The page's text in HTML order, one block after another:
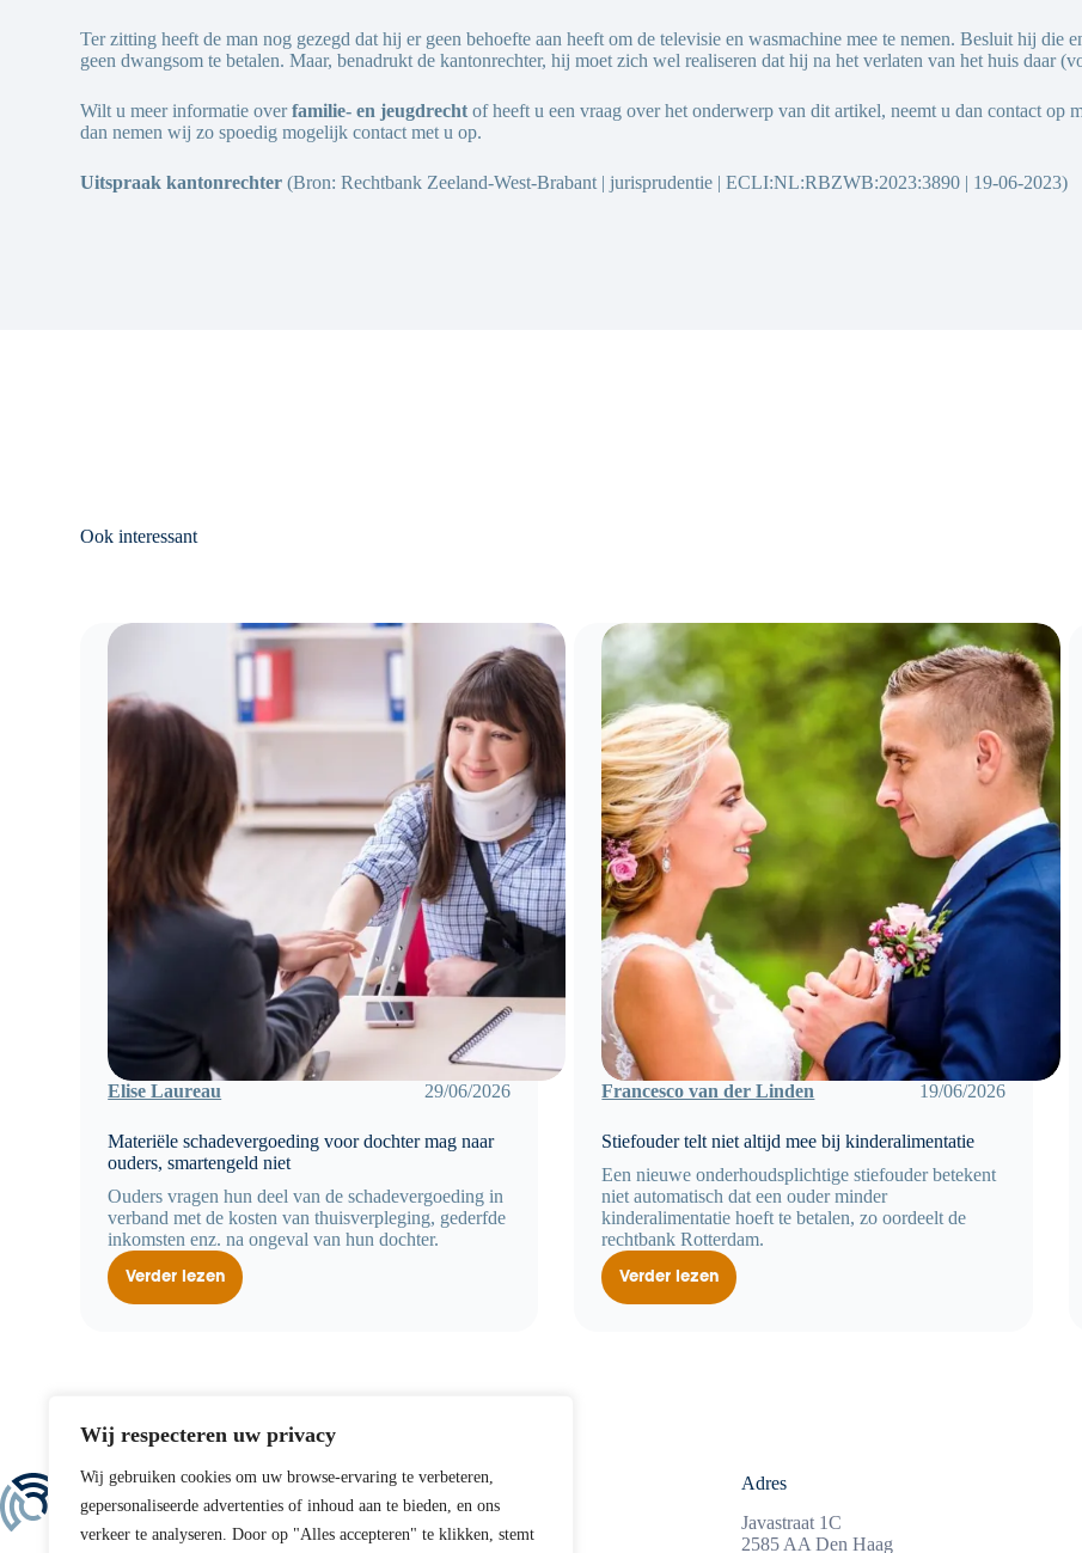
Wij respecteren uw privacy
Wij gebruiken cookies om uw browse-ervaring te verbeteren,
gepersonaliseerde advertenties of inhoud aan te bieden, en ons
verkeer te analyseren. Door op "Alles accepteren" te klikken, stemt
Ter zitting heeft de man nog gezegd dat hij er geen behoefte aan heeft om de televisie en wasmachine mee te nemen. Besluit hij die
geen dwangsom te betalen. Maar, benadrukt de kantonrechter, hij moet zich wel realiseren dat hij na het verlaten van het huis daar
Wilt u meer informatie overfamilie- en jeugdrecht of heeft u een vraag over het onderwerp van dit artikel, neemt u dan contact op
dan nemen wij zo spoedig mogelijk contact met u op.
Uitspraak kantonrechter (Bron: Rechtbank Zeeland-West-Brabant | jurisprudentie | ECLI:NL:RBZWB:2023:3890 | 19-06-2023)
Ook interessant
Elise Laureau 29/06/2026
Materiële schadevergoeding voor dochter mag naar
ouders, smartengeld niet
Ouders vragen hun deel van de schadevergoeding in
verband met de kosten van thuisverpleging, gederfde
inkomsten enz. na ongeval van hun dochter.
Verder lezen
Materiële
schadevergoeding
Francesco van der Linden 19/06/2026
Stiefouder telt niet altijd mee bij kinderalimentatie
Een nieuwe onderhoudsplichtige stiefouder betekent
niet automatisch dat een ouder minder
kinderalimentatie hoeft te betalen, zo oordeelt de
rechtbank Rotterdam.
Verder lezen
Stiefouder
Direct contact
E-mail:info@scheer.nl
Adres
Javastraat 1C
2585 AA Den Haag